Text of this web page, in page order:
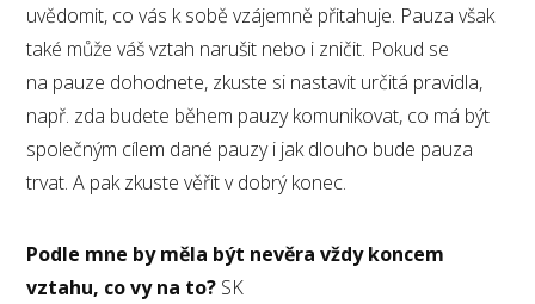
uvědomit, co vás k sobě vzájemně přitahuje. Pauza však
také může váš vztah narušit nebo i zničit. Pokud se
na pauze dohodnete, zkuste si nastavit určitá pravidla,
např. zda budete během pauzy komunikovat, co má být
společným cílem dané pauzy i jak dlouho bude pauza
trvat. A pak zkuste věřit v dobrý konec.
Podle mne by měla být nevěra vždy koncem
vztahu, co vy na to? SK